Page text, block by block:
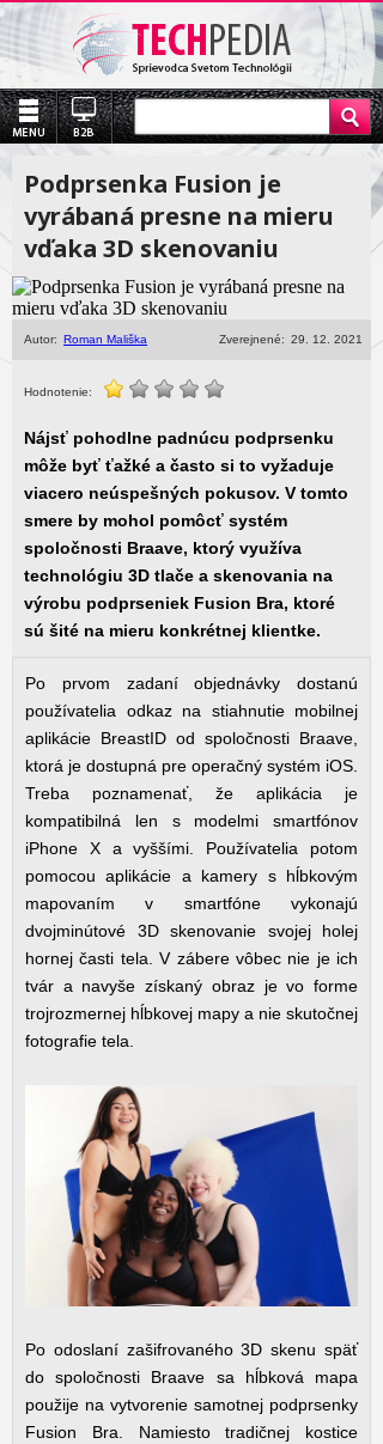
Podprsenka Fusion je
vyrábaná presne na mieru
vďaka 3D skenovaniu
Autor: Roman Mališka Zverejnené: 29. 12. 2021
Hodnotenie:
Nájsť pohodlne padnúcu podprsenku
môže byť ťažké a často si to vyžaduje
viacero neúspešných pokusov. V tomto
smere by mohol pomôcť systém
spoločnosti Braave, ktorý využíva
technológiu 3D tlače a skenovania na
výrobu podprseniek Fusion Bra, ktoré
sú šité na mieru konkrétnej klientke.
Po prvom zadaní objednávky dostanú
používatelia odkaz na stiahnutie mobilnej
aplikácie BreastID od spoločnosti Braave,
ktorá je dostupná pre operačný systém iOS.
Treba poznamenať, že aplikácia je
kompatibilná len s modelmi smartfónov
iPhone X a vyššími. Používatelia potom
pomocou aplikácie a kamery s hĺbkovým
mapovaním v smartfóne vykonajú
dvojminútové 3D skenovanie svojej holej
hornej časti tela. V zábere vôbec nie je ich
tvár a navyše získaný obraz je vo forme
trojrozmernej hĺbkovej mapy a nie skutočnej
fotografie tela.
Po odoslaní zašifrovaného 3D skenu späť
do spoločnosti Braave sa hĺbková mapa
použije na vytvorenie samotnej podprsenky
Fusion Bra. Namiesto tradičnej kostice